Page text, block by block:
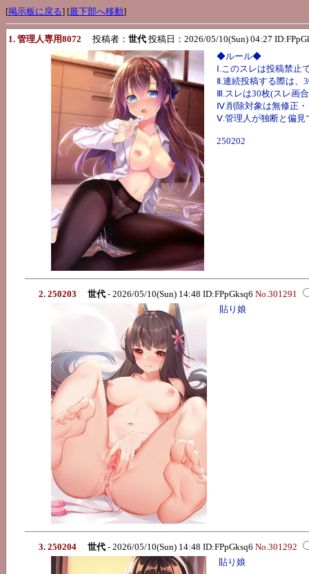
[掲示板に戻る] [最下部へ移動]
1. 管理人専用8072 投稿者： 世代 投稿日：2026/05/10(Sun) 04:27
◆ルール◆
Ⅰ.このスレは投稿禁止
Ⅱ.連続投稿する際は、
Ⅲ.スレは30枚(スレ画
Ⅳ.削除対象は無修正
Ⅴ.管理人が独断と偏見
250202
2. 250203 世代 - 2026/05/10(Sun) 14:48 ID:FPpGksq6 No.301291
貼り娘
3. 250204 世代 - 2026/05/10(Sun) 14:48 ID:FPpGksq6 No.301292
貼り娘